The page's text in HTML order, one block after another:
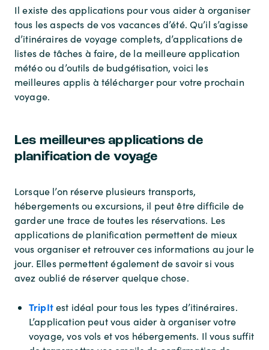
Il existe des applications pour vous aider à organiser
tous les aspects de vos vacances d’été. Qu’il s’agisse
d’itinéraires de voyage complets, d’applications de
listes de tâches à faire, de la meilleure application
météo ou d’outils de budgétisation, voici les
meilleures applis à télécharger pour votre prochain
voyage.
Les meilleures applications de
planification de voyage
Lorsque l’on réserve plusieurs transports,
hébergements ou excursions, il peut être difficile de
garder une trace de toutes les réservations. Les
applications de planification permettent de mieux
vous organiser et retrouver ces informations au jour le
jour. Elles permettent également de savoir si vous
avez oublié de réserver quelque chose.
TripItest idéal pour tous les types d’itinéraires.
L’application peut vous aider à organiser votre
voyage, vos vols et vos hébergements. Il vous suffit